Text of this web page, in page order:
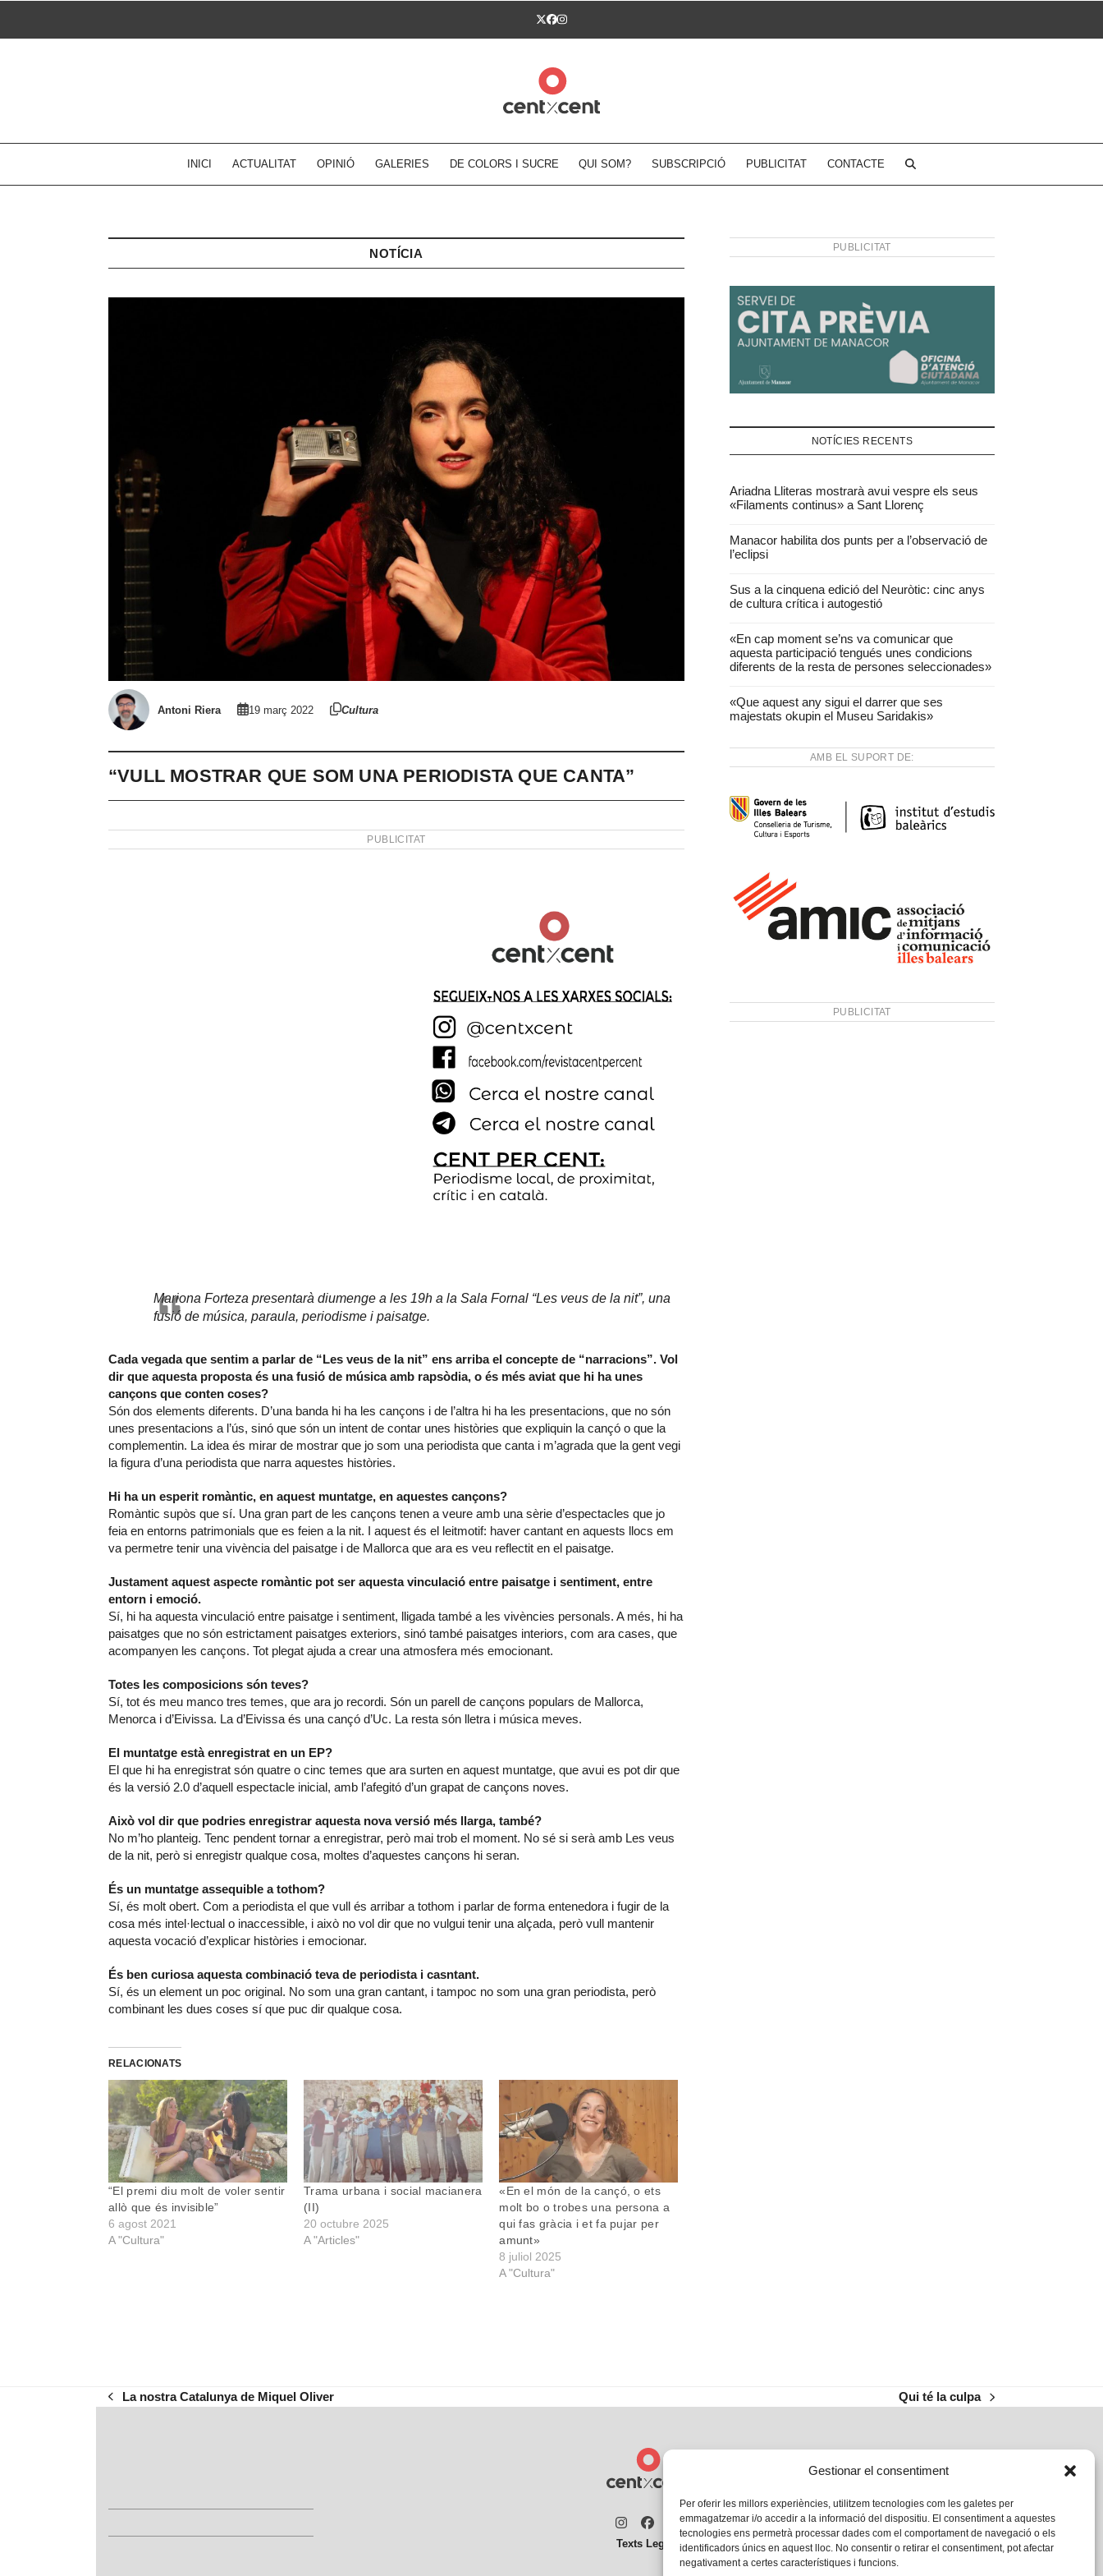
Gestionar el consentiment
Per oferir les millors experiències, utilitzem tecnologies com les galetes per
emmagatzemar i/o accedir a la informació del dispositiu. El consentiment a aquestes
tecnologies ens permetrà processar dades com el comportament de navegació o els
identificadors únics en aquest lloc. No consentir o retirar el consentiment, pot afectar
negativament a certes característiques i funcions.
Twitter
Facebook
Instagram
INICI ACTUALITAT OPINIÓ GALERIES DE COLORS I SUCRE QUI SOM? SUBSCRIPCIÓ PUBLICITAT CONTACTE
NOTÍCIA
Antoni Riera 19 març 2022 Cultura
“VULL MOSTRAR QUE SOM UNA PERIODISTA QUE CANTA”
PUBLICITAT
Mariona Forteza presentarà diumenge a les 19h a la Sala Fornal “Les veus de la nit”, una
fusió de música, paraula, periodisme i paisatge.
Cada vegada que sentim a parlar de “Les veus de la nit” ens arriba el concepte de “narracions”. Vol
dir que aquesta proposta és una fusió de música amb rapsòdia, o és més aviat que hi ha unes
cançons que conten coses?
Són dos elements diferents. D’una banda hi ha les cançons i de l’altra hi ha les presentacions, que no són
unes presentacions a l’ús, sinó que són un intent de contar unes històries que expliquin la cançó o que la
complementin. La idea és mirar de mostrar que jo som una periodista que canta i m’agrada que la gent vegi
la figura d’una periodista que narra aquestes històries.
Hi ha un esperit romàntic, en aquest muntatge, en aquestes cançons?
Romàntic supòs que sí. Una gran part de les cançons tenen a veure amb una sèrie d’espectacles que jo
feia en entorns patrimonials que es feien a la nit. I aquest és el leitmotif: haver cantant en aquests llocs em
va permetre tenir una vivència del paisatge i de Mallorca que ara es veu reflectit en el paisatge.
Justament aquest aspecte romàntic pot ser aquesta vinculació entre paisatge i sentiment, entre
entorn i emoció.
Sí, hi ha aquesta vinculació entre paisatge i sentiment, lligada també a les vivències personals. A més, hi ha
paisatges que no són estrictament paisatges exteriors, sinó també paisatges interiors, com ara cases, que
acompanyen les cançons. Tot plegat ajuda a crear una atmosfera més emocionant.
Totes les composicions són teves?
Sí, tot és meu manco tres temes, que ara jo recordi. Són un parell de cançons populars de Mallorca,
Menorca i d’Eivissa. La d’Eivissa és una cançó d’Uc. La resta són lletra i música meves.
El muntatge està enregistrat en un EP?
El que hi ha enregistrat són quatre o cinc temes que ara surten en aquest muntatge, que avui es pot dir que
és la versió 2.0 d’aquell espectacle inicial, amb l’afegitó d’un grapat de cançons noves.
Això vol dir que podries enregistrar aquesta nova versió més llarga, també?
No m’ho planteig. Tenc pendent tornar a enregistrar, però mai trob el moment. No sé si serà amb Les veus
de la nit, però si enregistr qualque cosa, moltes d’aquestes cançons hi seran.
És un muntatge assequible a tothom?
Sí, és molt obert. Com a periodista el que vull és arribar a tothom i parlar de forma entenedora i fugir de la
cosa més intel·lectual o inaccessible, i això no vol dir que no vulgui tenir una alçada, però vull mantenir
aquesta vocació d’explicar històries i emocionar.
És ben curiosa aquesta combinació teva de periodista i casntant.
Sí, és un element un poc original. No som una gran cantant, i tampoc no som una gran periodista, però
combinant les dues coses sí que puc dir qualque cosa.
RELACIONATS
“El premi diu molt de voler sentir
allò que és invisible”
6 agost 2021
A "Cultura"
Trama urbana i social macianera
(II)
20 octubre 2025
A "Articles"
«En el món de la cançó, o ets
molt bo o trobes una persona a
qui fas gràcia i et fa pujar per
amunt»
8 juliol 2025
A "Cultura"
PUBLICITAT
NOTÍCIES RECENTS
Ariadna Lliteras mostrarà avui vespre els seus
«Filaments continus» a Sant Llorenç
Manacor habilita dos punts per a l’observació de
l’eclipsi
Sus a la cinquena edició del Neuròtic: cinc anys
de cultura crítica i autogestió
«En cap moment se’ns va comunicar que
aquesta participació tengués unes condicions
diferents de la resta de persones seleccionades»
«Que aquest any sigui el darrer que ses
majestats okupin el Museu Saridakis»
AMB EL SUPORT DE:
PUBLICITAT
previous
La nostra Catalunya de Miquel Oliver
next
Qui té la culpa
Instagram
Facebook
Twitter
Texts Legals